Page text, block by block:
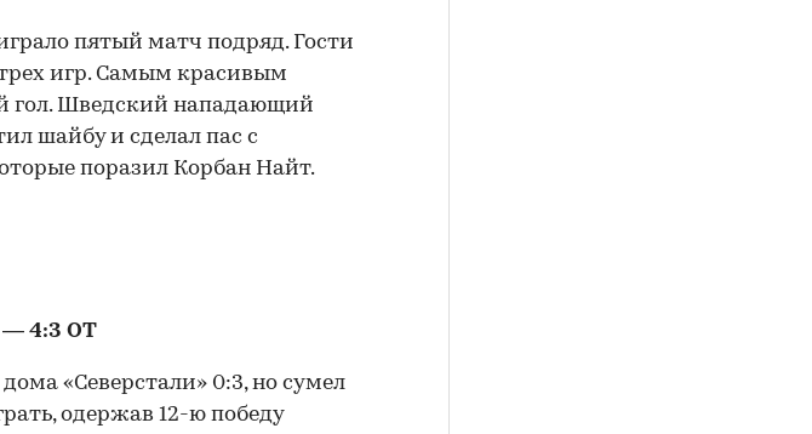
пятый матч подряд. Гости
игр. Самым красивым
гол. Шведский нападающий
шайбу и сделал пас с
поразил Корбан Найт.
— 4:3 ОТ
«Северстали» 0:3, но сумел
одержав 12-ю победу